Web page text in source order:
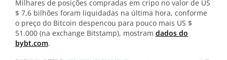
Milhares de posições compradas em cripo no valor de US
$ 7,6 bilhões foram liquidadas na última hora, conforme
o preço do Bitcoin despencou para pouco mais US $
51.000 (na exchange Bitstamp), mostram dados do
bybt.com.